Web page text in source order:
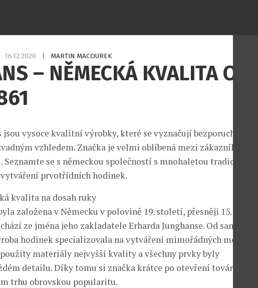
16.12.2020 MARTIN MACOUREK
– NĚMECKÁ KVALITA OD
jsou vysoce kvalitní výrobky, které se vyznačují bezporuchovým,
vzhledem. Značka je velmi oblíbená mezi zákazníky i
Seznamte se s německou společností s mnohaletou tradicí, která
vytváření prvotřídních hodinek.
kvalita na dosah ruky
založena v Německu v polovině 19. století, přesněji 15. dubna
ze jména jeho zakladatele Erharda Junghanse. Od samého
hodinek specializovala na vytváření mimořádných modelů. K
materiály nejvyšší kvality a všechny prvky byly
detailu. Díky tomu si značka krátce po otevření továrny
trhu obrovskou popularitu.